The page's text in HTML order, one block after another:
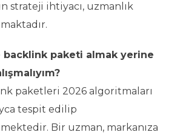
strateji ihtiyacı, uzmanlık
backlink paketi almak yerine
paketleri 2026 algoritmaları
tespit edilip
Bir uzman, markanıza